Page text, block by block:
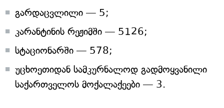
გარდაცვლილი — 5;
კარანტინის რეჟიმში — 5126;
სტაციონარში — 578;
უცხოეთიდან სამკურნალოდ გადმოყვანილი
საქართველოს მოქალაქეები — 3.